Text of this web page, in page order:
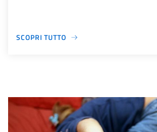
SCOPRI TUTTO